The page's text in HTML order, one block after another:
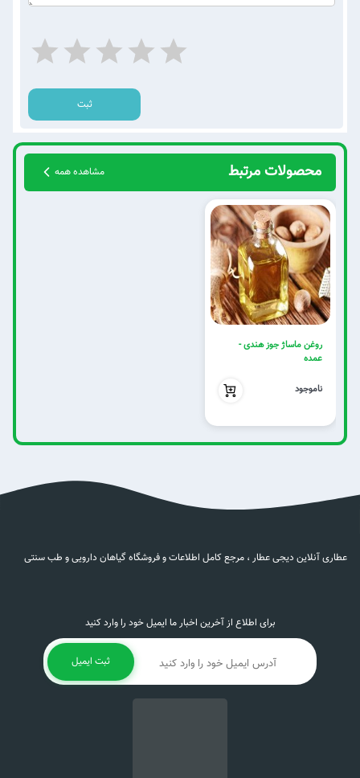
ثبت
محصولات مرتبط مشاهده همه
روغن ماساژ جوز هندی -
عمده
ناموجود
برای اطلاع از آخرین اخبار ما ایمیل خود را وارد کنید
ثبت ایمیل
عطاری آنلاین دیجی عطار ، مرجع کامل اطلاعات و فروشگاه گیاهان دارویی و طب سنتی